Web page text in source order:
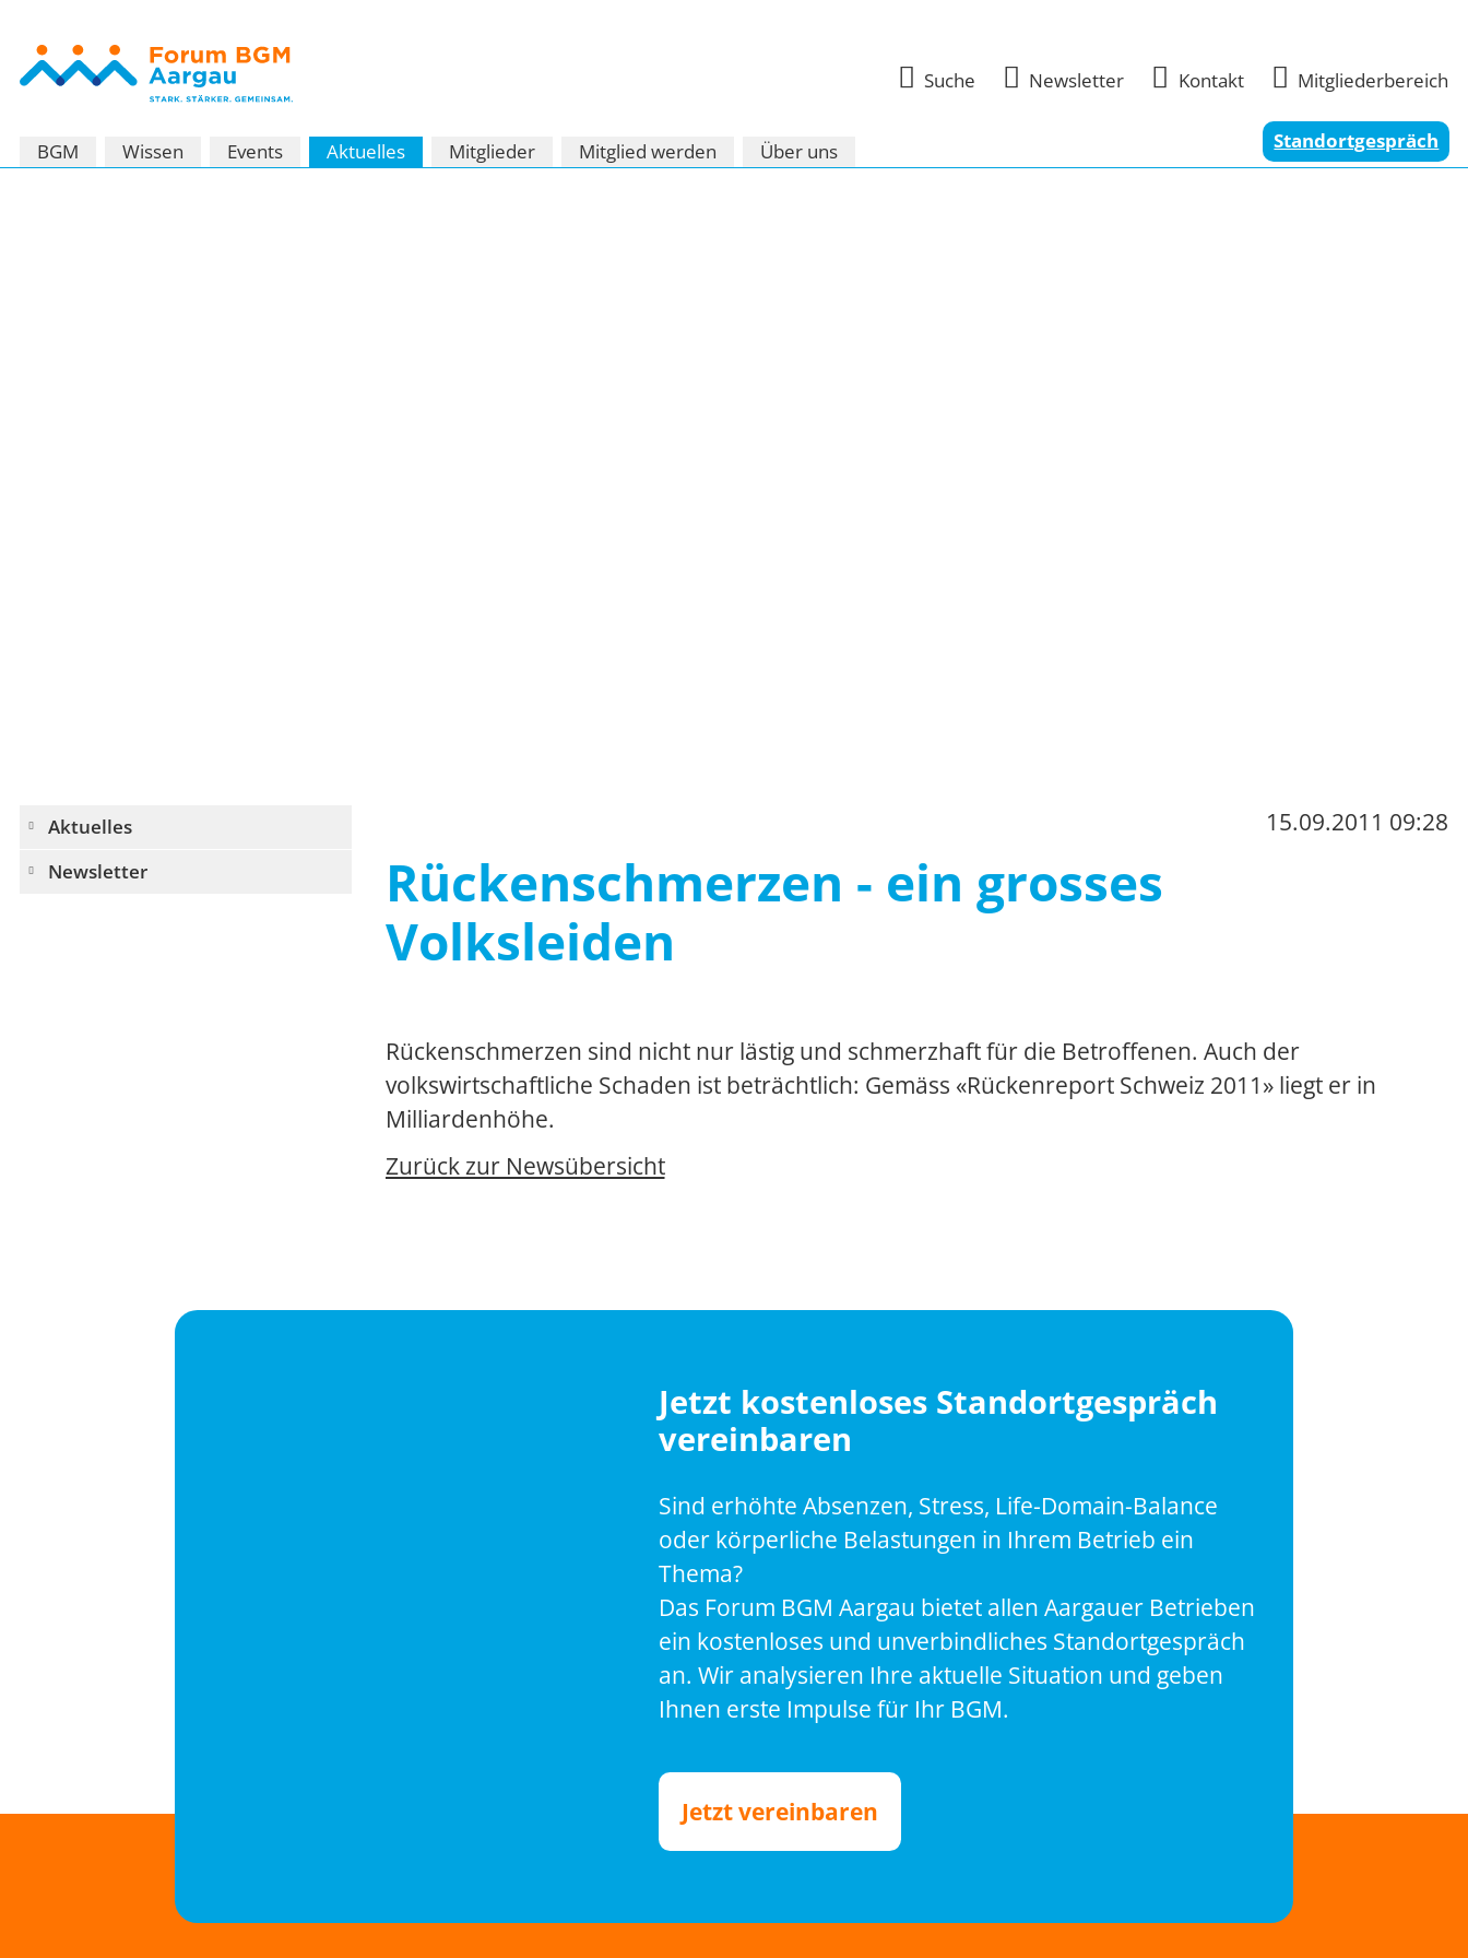
 Suche  Newsletter  Kontakt  Mitgliederbereich
Standortgespräch
Navigation
BGM Wissen Events Aktuelles Mitglieder Mitglied werden Über uns
Navigation
Aktuelles
Newsletter
15.09.2011 09:28
Rückenschmerzen - ein grosses
Volksleiden
Rückenschmerzen sind nicht nur lästig und schmerzhaft für die Betroffenen. Auch der
volkswirtschaftliche Schaden ist beträchtlich: Gemäss «Rückenreport Schweiz 2011» liegt er in
Milliardenhöhe.
Zurück zur Newsübersicht
Jetzt kostenloses Standortgespräch
vereinbaren
Sind erhöhte Absenzen, Stress, Life-Domain-Balance
oder körperliche Belastungen in Ihrem Betrieb ein
Thema?
Das Forum BGM Aargau bietet allen Aargauer Betrieben
ein kostenloses und unverbindliches Standortgespräch
an. Wir analysieren Ihre aktuelle Situation und geben
Ihnen erste Impulse für Ihr BGM.
Jetzt vereinbaren